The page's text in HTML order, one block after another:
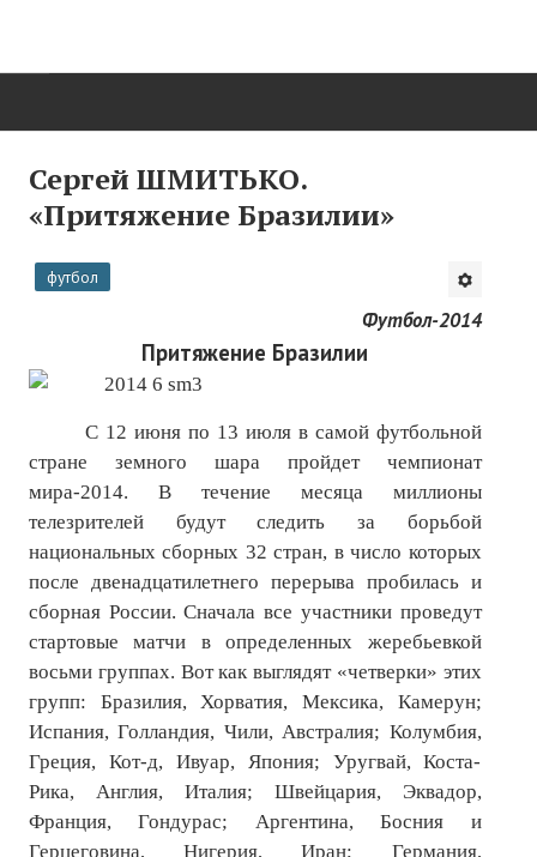
Нас поздравляют...
Там, где мы бывали...
Презентация новых книг
Редакционный совет
Нам пишут
Политика обработки персональных данных
Согласие на обработку персональных данных
АРХИВ
2025 г.
№ 10
Сергей ШМИТЬКО.
«Притяжение Бразилии»
футбол
Футбол-2014
Притяжение Бразилии
С 12 июня по 13 июля в самой футбольной
стране земного шара пройдет чемпионат
мира-2014. В течение месяца миллионы
телезрителей будут следить за борьбой
национальных сборных 32 стран, в число которых
после двенадцатилетнего перерыва пробилась и
сборная России. Сначала все участники проведут
стартовые матчи в определенных жеребьевкой
восьми группах. Вот как выглядят «четверки» этих
групп: Бразилия, Хорватия, Мексика, Камерун;
Испания, Голландия, Чили, Австралия; Колумбия,
Греция, Кот-д, Ивуар, Япония; Уругвай, Коста-
Рика, Англия, Италия; Швейцария, Эквадор,
Франция, Гондурас; Аргентина, Босния и
Герцеговина, Нигерия, Иран; Германия,